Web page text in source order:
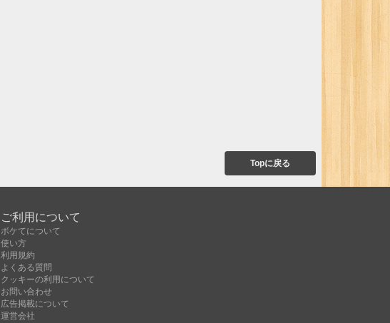
Topに戻る
ご利用について
ボケてについて
使い方
利用規約
よくある質問
クッキーの利用について
お問い合わせ
広告掲載について
運営会社